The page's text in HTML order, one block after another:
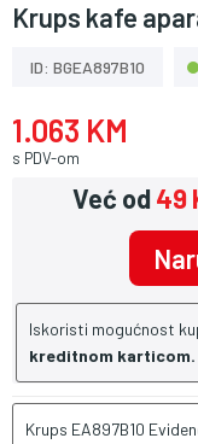
Krups kafe
ID: BGEA897B10
1.063 KM
s PDV-om
Već od49
Iskoristi mogućnost
kreditnom karticom.
Krups EA897B10